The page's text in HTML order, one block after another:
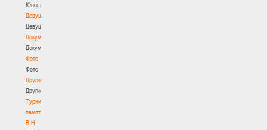
Юноши
Девушки
Девушки
Документы
Документы
Фото
Фото
Другие
Другие
Турнир
памяти
В.Н.